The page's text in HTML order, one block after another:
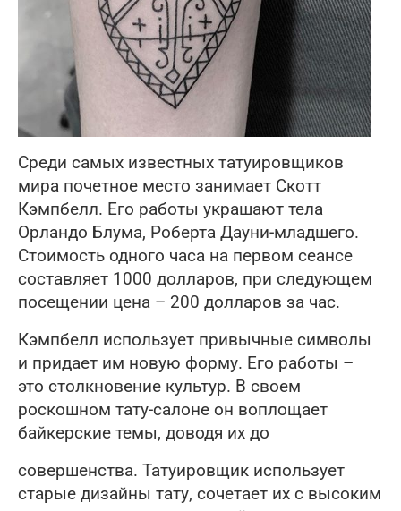
Среди самых известных татуировщиков
мира почетное место занимает Скотт
Кэмпбелл. Его работы украшают тела
Орландо Блума, Роберта Дауни-младшего.
Стоимость одного часа на первом сеансе
составляет 1000 долларов, при следующем
посещении цена – 200 долларов за час.
Кэмпбелл использует привычные символы
и придает им новую форму. Его работы –
это столкновение культур. В своем
роскошном тату-салоне он воплощает
байкерские темы, доводя их до
совершенства. Татуировщик использует
старые дизайны тату, сочетает их с высоким